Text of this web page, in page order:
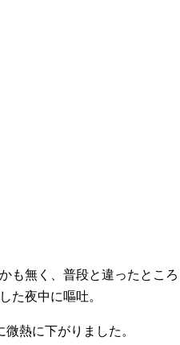
も無く、普段と違ったところ
た夜中に嘔吐。
熱に下がりました。